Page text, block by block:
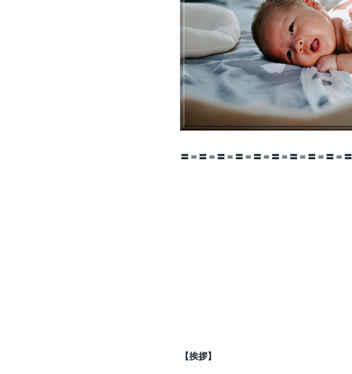
〓＝〓＝〓＝〓＝〓＝〓＝〓＝〓＝〓＝〓
【挨拶】